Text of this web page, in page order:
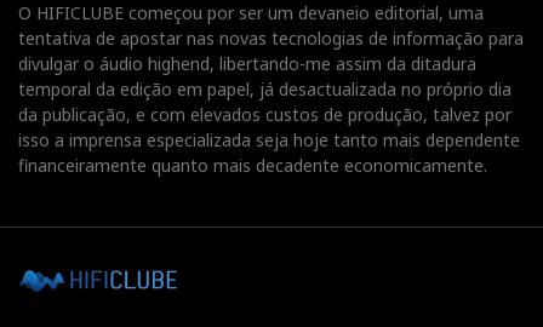
O HIFICLUBE começou por ser um devaneio editorial, uma
tentativa de apostar nas novas tecnologias de informação para
divulgar o áudio highend, libertando-me assim da ditadura
temporal da edição em papel, já desactualizada no próprio dia
da publicação, e com elevados custos de produção, talvez por
isso a imprensa especializada seja hoje tanto mais dependente
financeiramente quanto mais decadente economicamente.